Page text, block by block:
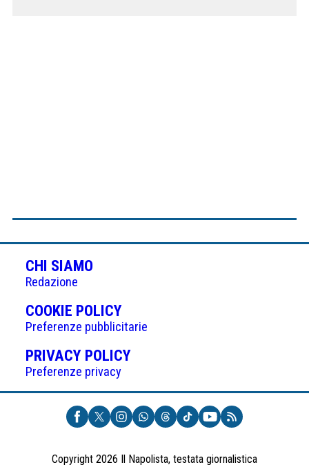
CHI SIAMO
Redazione
COOKIE POLICY(APRE
IN
UNA
NUOVA
Preferenze pubblicitarie
PRIVACY POLICY(APRE
UNA
NUOVA
SCHEDA)
Preferenze privacy
Copyright 2026 Il Napolista, testata giornalistica